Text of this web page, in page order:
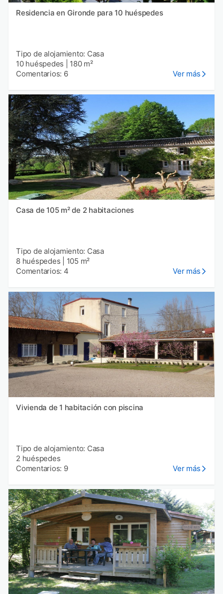
Residencia en Gironde para 10 huéspedes
Tipo de alojamiento: Casa
10 huéspedes
180 m²
Comentarios: 6
Ver más
Casa de 105 m² de 2 habitaciones
Tipo de alojamiento: Casa
8 huéspedes
105 m²
Comentarios: 4
Ver más
Vivienda de 1 habitación con piscina
Tipo de alojamiento: Casa
2 huéspedes
Comentarios: 9
Ver más